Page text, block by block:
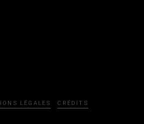
LÉGALES CRÉDITS